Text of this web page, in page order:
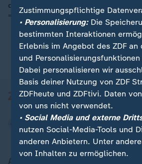
die Amerikaner in naher Zukunft
"ein Angebot machen - für eine Art
Zustimmungspflichtige
• Personalisierung:Die
bestimmten Interaktionen
Erlebnis im Angebot des ZDF an
und
Dabei personalisieren wir
Basis deiner Nutzung von ZDF
ZDFheute und ZDFtivi. Daten
von uns nicht verwendet.
• Social Media und externe
nutzen Social-Media-Tools und
anderen Anbietern. Unter
von Inhalten zu ermöglichen.